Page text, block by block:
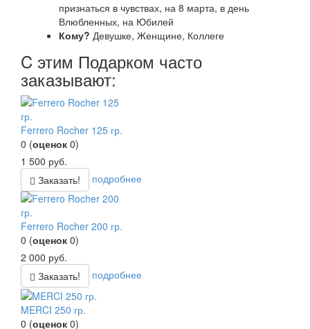
признаться в чувствах, на 8 марта, в день
Влюбленных, на Юбилей
Кому? Девушке, Женщине, Коллеге
C этим Подарком часто
заказывают:
Ferrero Rocher 125 гр.
0 (оценок 0)
1 500 руб.
Заказать!
подробнее
Ferrero Rocher 200 гр.
0 (оценок 0)
2 000 руб.
Заказать!
подробнее
MERCI 250 гр.
0 (оценок 0)